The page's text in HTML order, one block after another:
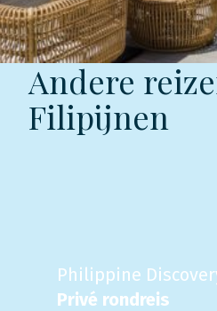
Andere
Filipijnen
Philippine
Privé rondreis